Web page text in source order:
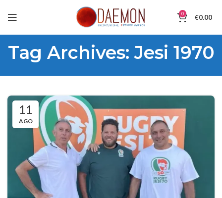
0 €0.00
Tag Archives: Jesi 1970
11
AGO